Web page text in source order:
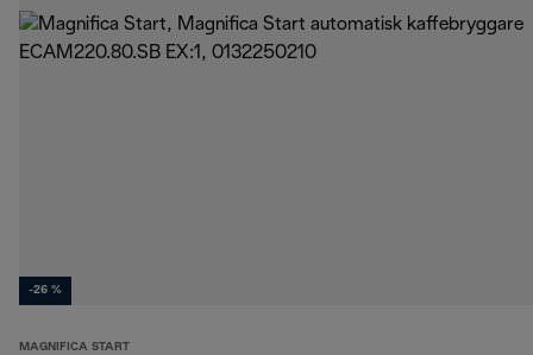
-26 %
MAGNIFICA START